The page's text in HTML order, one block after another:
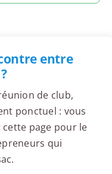
entre
de club,
ponctuel : vous
page pour le
qui